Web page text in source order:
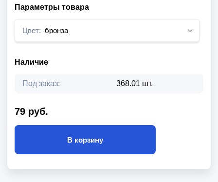
Параметры товара
Цвет: бронза
Наличие
Под заказ: 368.01 шт.
79 руб.
В корзину